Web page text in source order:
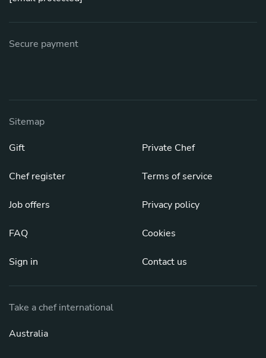
Secure payment
Sitemap
Gift
Chef register
Job offers
FAQ
Sign in
Private Chef
Terms of service
Privacy policy
Cookies
Contact us
Take a chef international
Australia